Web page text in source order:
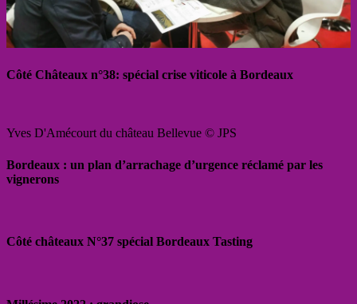
Côté Châteaux n°38: spécial crise viticole à Bordeaux
Yves D'Amécourt du château Bellevue © JPS
Bordeaux : un plan d’arrachage d’urgence réclamé par les
vignerons
Côté châteaux N°37 spécial Bordeaux Tasting